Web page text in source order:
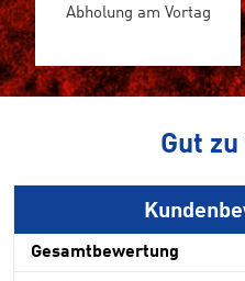
Abholung am Vortag
Gut
Gesamtbewertung